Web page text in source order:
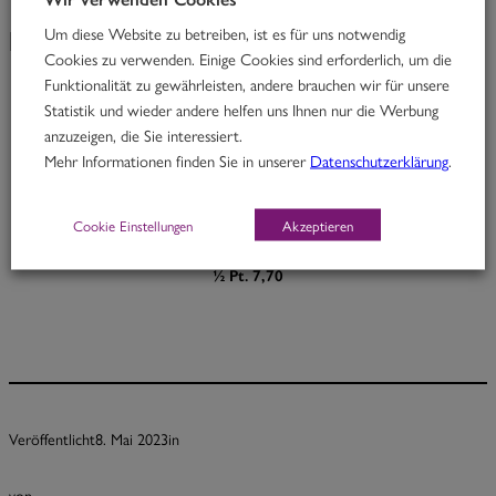
KW 19/23
Rindfleisch in Ingwer-Kokoscurry mit Cashewnüssen & Zucchini
½ Pt. 7,70
Veröffentlicht8. Mai 2023in
Um diese Website zu betreiben, ist es für uns notwendig
Cookies zu verwenden. Einige Cookies sind erforderlich, um die
Funktionalität zu gewährleisten, andere brauchen wir für unsere
Statistik und wieder andere helfen uns Ihnen nur die Werbung
anzuzeigen, die Sie interessiert.
Mehr Informationen finden Sie in unsererDatenschutzerklärung
Cookie Einstellungen Akzeptieren